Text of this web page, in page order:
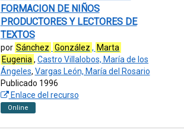
FORMACION DE NIÑOS
PRODUCTORES Y LECTORES DE
TEXTOS
por Sánchez González , Marta
Eugenia ,Castro Villalobos, María de los
Ángeles, Vargas León, María del Rosario
Publicado 1996
Enlace del recurso
Online